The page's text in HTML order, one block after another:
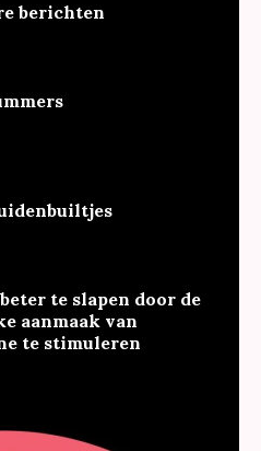
berichten
te slapen door de
aanmaak van
te stimuleren